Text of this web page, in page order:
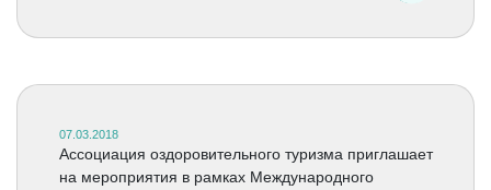
07.03.2018
Ассоциация оздоровительного туризма приглашает
на мероприятия в рамках Международного